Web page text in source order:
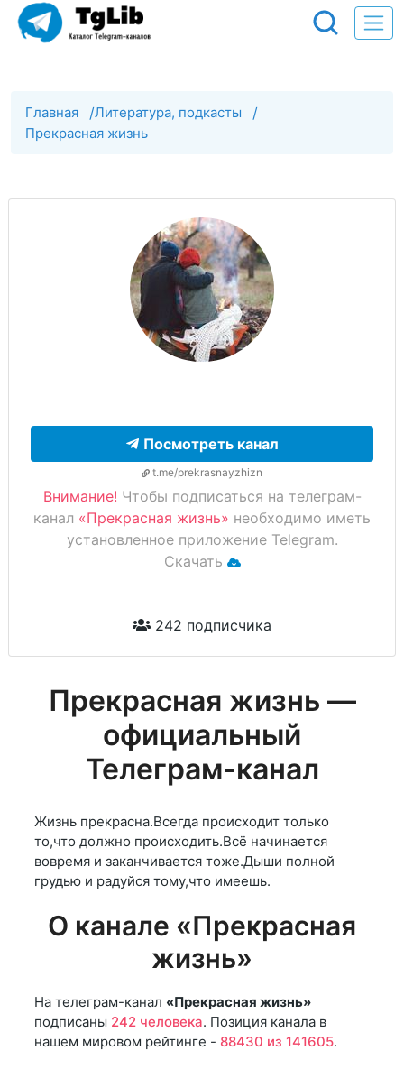
Главная /Литература, подкасты /
Прекрасная жизнь
Посмотреть канал
t.me/prekrasnayzhizn
Внимание! Чтобы подписаться на телеграм-
канал «Прекрасная жизнь» необходимо иметь
установленное приложение Telegram.
Скачать
242 подписчика
Прекрасная жизнь —
официальный
Телеграм-канал
Жизнь прекрасна.Всегда происходит только
то,что должно происходить.Всё начинается
вовремя и заканчивается тоже.Дыши полной
грудью и радуйся тому,что имеешь.
О канале «Прекрасная
жизнь»
На телеграм-канал «Прекрасная жизнь»
подписаны 242 человека. Позиция канала в
нашем мировом рейтинге - 88430 из 141605.